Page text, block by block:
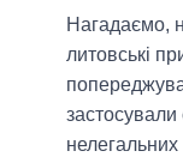
Нагадаємо,
литовські
застосували
нелегальних